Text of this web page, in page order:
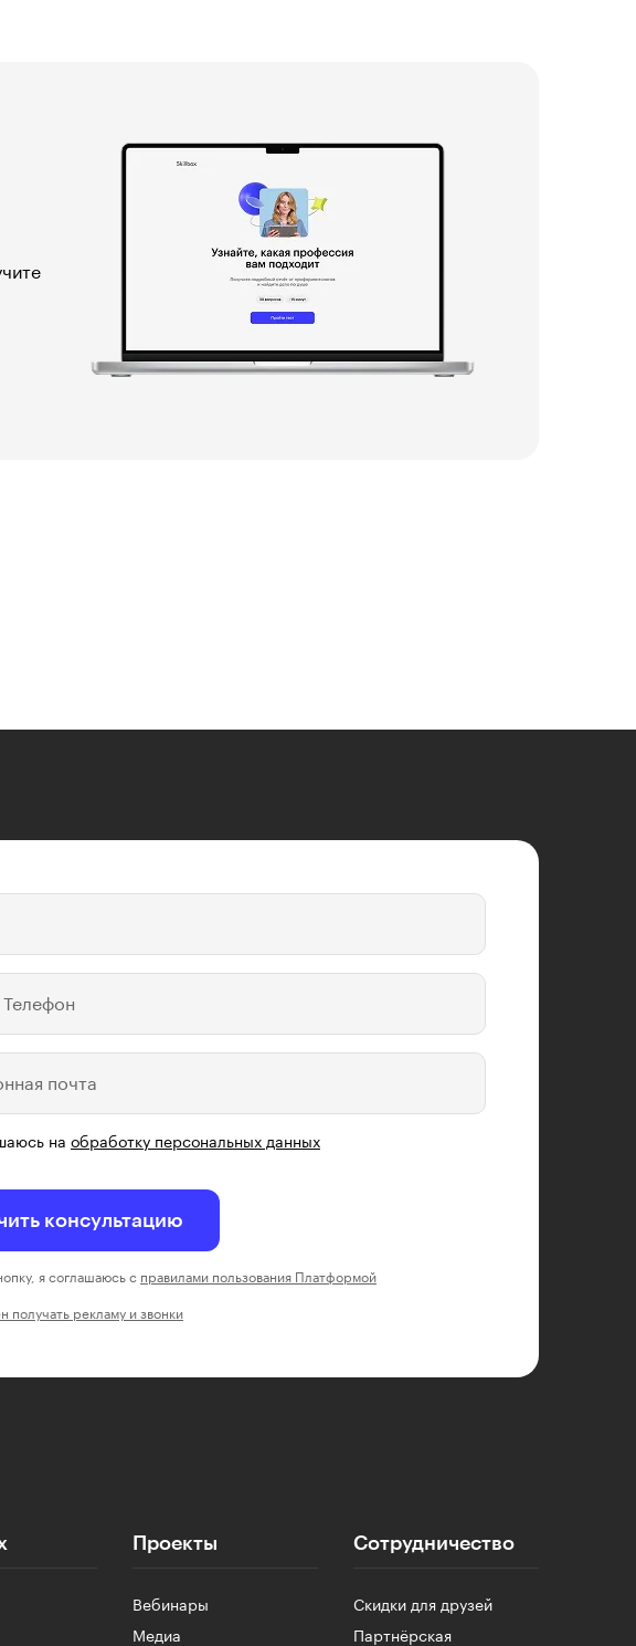
Телефон
почта
на обработку персональных данных
консультацию
я соглашаюсь с правилами пользования Платформой
получать рекламу и звонки
Проекты
Вебинары
Медиа
Сотрудничество
Скидки для друзей
Партнёрская